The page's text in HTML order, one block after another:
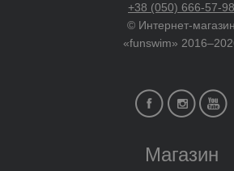
+38 (050) 666-57-98
© Интернет-магазин
«funswim»
Магазин